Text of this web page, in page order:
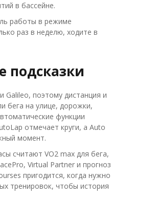
в бассейне.
работы в режиме
раз в неделю, ходите в
подсказки
поэтому дистанция и
бега на улице, дорожки,
функции
отмечает круги, а Auto
момент.
считают VO2 max для бега,
Virtual Partner и прогноз
пригодится, когда нужно
тренировок, чтобы история